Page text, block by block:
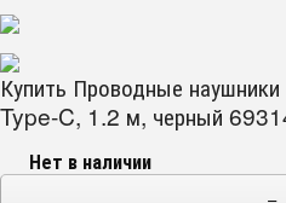
Купить Проводные
Type-C, 1.2 м, черный
Нет в наличии